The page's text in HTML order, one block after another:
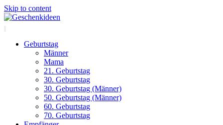
Skip to content
Geburtstag
Männer
Mama
21. Geburtstag
30. Geburtstag
30. Geburtstag (Männer)
50. Geburtstag (Männer)
60. Geburtstag
70. Geburtstag